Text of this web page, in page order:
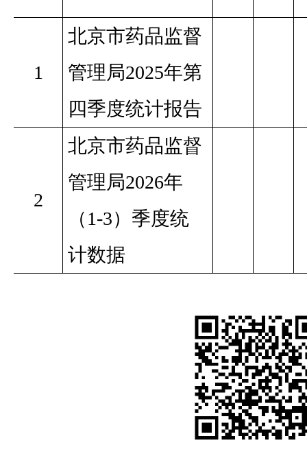
1
北京市药品监督
管理局2025年第
四季度统计报告
2
北京市药品监督
管理局2026年
（1-3）季度统
计数据